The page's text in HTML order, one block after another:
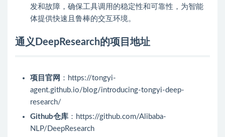
发和故障，确保工具调用的稳定性和可靠性，为智能
体提供快速且鲁棒的交互环境。
通义DeepResearch的项目地址
项目官网 ：https://tongyi-
agent.github.io/blog/introducing-tongyi-deep-
research/
Github仓库 ：https://github.com/Alibaba-
NLP/DeepResearch